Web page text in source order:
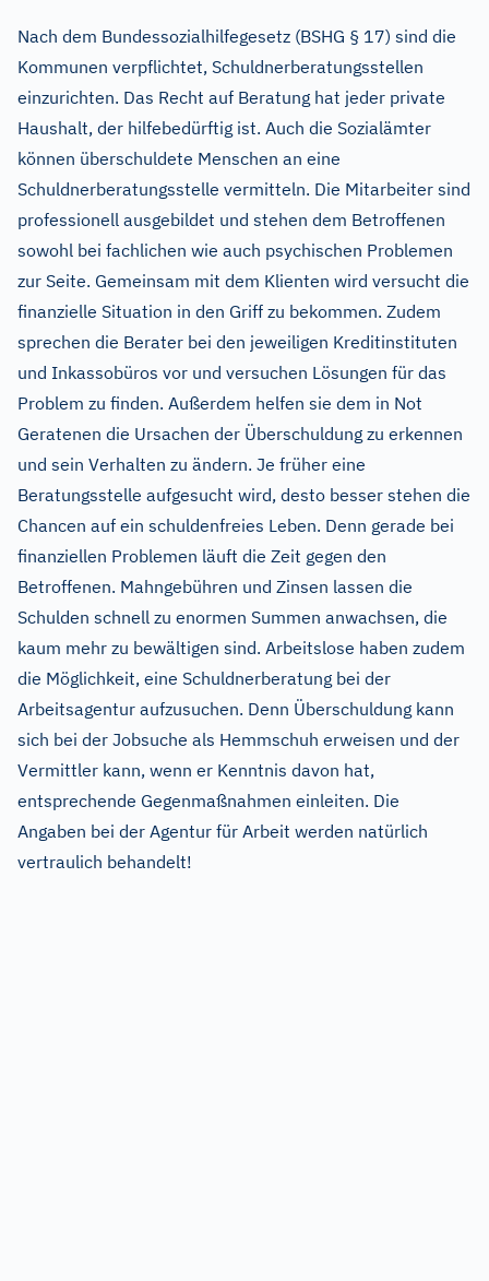
Nach dem Bundessozialhilfegesetz (BSHG § 17) sind die
Kommunen verpflichtet, Schuldnerberatungsstellen
einzurichten. Das Recht auf Beratung hat jeder private
Haushalt, der hilfebedürftig ist. Auch die Sozialämter
können überschuldete Menschen an eine
Schuldnerberatungsstelle vermitteln. Die Mitarbeiter sind
professionell ausgebildet und stehen dem Betroffenen
sowohl bei fachlichen wie auch psychischen Problemen
zur Seite. Gemeinsam mit dem Klienten wird versucht die
finanzielle Situation in den Griff zu bekommen. Zudem
sprechen die Berater bei den jeweiligen Kreditinstituten
und Inkassobüros vor und versuchen Lösungen für das
Problem zu finden. Außerdem helfen sie dem in Not
Geratenen die Ursachen der Überschuldung zu erkennen
und sein Verhalten zu ändern. Je früher eine
Beratungsstelle aufgesucht wird, desto besser stehen die
Chancen auf ein schuldenfreies Leben. Denn gerade bei
finanziellen Problemen läuft die Zeit gegen den
Betroffenen. Mahngebühren und Zinsen lassen die
Schulden schnell zu enormen Summen anwachsen, die
kaum mehr zu bewältigen sind. Arbeitslose haben zudem
die Möglichkeit, eine Schuldnerberatung bei der
Arbeitsagentur aufzusuchen. Denn Überschuldung kann
sich bei der Jobsuche als Hemmschuh erweisen und der
Vermittler kann, wenn er Kenntnis davon hat,
entsprechende Gegenmaßnahmen einleiten. Die
Angaben bei der Agentur für Arbeit werden natürlich
vertraulich behandelt!